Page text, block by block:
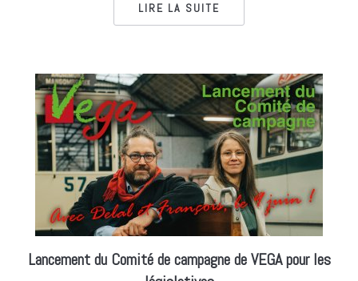
LIRE LA SUITE
Lancement du Comité de campagne de VEGA pour les